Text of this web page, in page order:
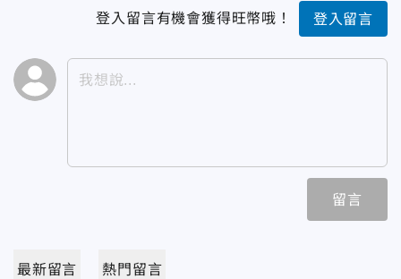
登入留言有機會獲得旺幣哦！ 登入留言
留言
最新留言 熱門留言